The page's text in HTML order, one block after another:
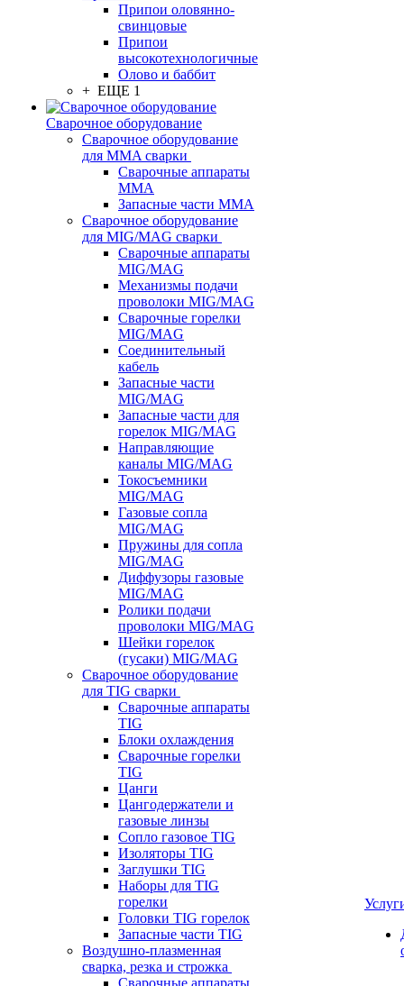
Припои оловянно-
свинцовые
Припои
высокотехнологичные
Олово и баббит
+ ЕЩЕ 1
Сварочное оборудование
Сварочное оборудование
для MMA сварки
Сварочные аппараты
MMA
Запасные части MMA
Сварочное оборудование
для MIG/MAG сварки
Сварочные аппараты
MIG/MAG
Механизмы подачи
проволоки MIG/MAG
Сварочные горелки
MIG/MAG
Соединительный
кабель
Запасные части
MIG/MAG
Запасные части для
горелок MIG/MAG
Направляющие
каналы MIG/MAG
Токосъемники
MIG/MAG
Газовые сопла
MIG/MAG
Пружины для сопла
MIG/MAG
Диффузоры газовые
MIG/MAG
Ролики подачи
проволоки MIG/MAG
Шейки горелок
(гусаки) MIG/MAG
Сварочное оборудование
для TIG сварки
Сварочные аппараты
TIG
Блоки охлаждения
Сварочные горелки
TIG
Цанги
Цангодержатели и
газовые линзы
Сопло газовое TIG
Изоляторы TIG
Заглушки TIG
Наборы для TIG
горелки
Головки TIG горелок
Запасные части TIG
Воздушно-плазменная
сварка, резка и строжка
Сварочные аппараты